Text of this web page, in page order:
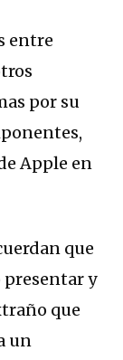
entre
por su
Apple en
que
presentar y
que
un